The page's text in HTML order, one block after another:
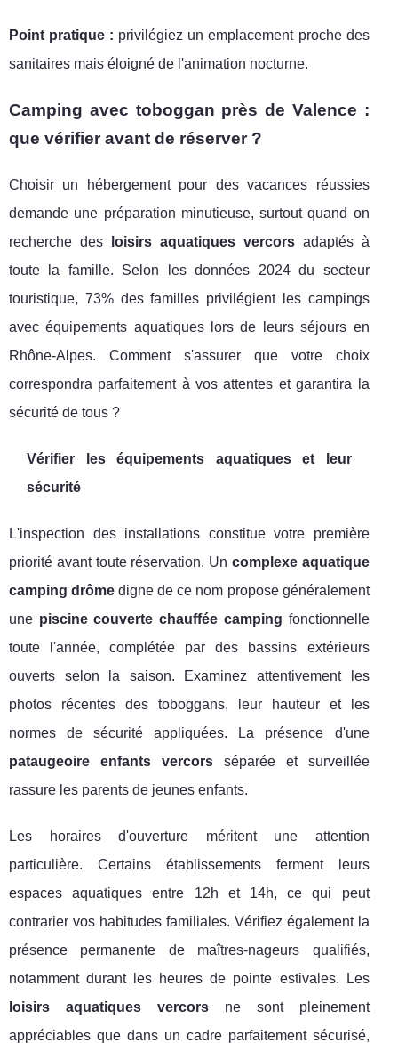
Point pratique : privilégiez un emplacement proche des
sanitaires mais éloigné de l'animation nocturne.
Camping avec toboggan près de Valence :
que vérifier avant de réserver ?
Choisir un hébergement pour des vacances réussies
demande une préparation minutieuse, surtout quand on
recherche des
loisirs aquatiques vercorsadaptés à
toute la famille. Selon les données 2024 du secteur
touristique, 73% des familles privilégient les campings
avec équipements aquatiques lors de leurs séjours en
Rhône-Alpes. Comment s'assurer que votre choix
correspondra parfaitement à vos attentes et garantira la
sécurité de tous ?
Vérifier les équipements aquatiques et leur
sécurité
L'inspection des installations constitue votre première
priorité avant toute réservation. Un complexe aquatique
camping drôme digne de ce nom propose généralement
une piscine couverte chauffée camping fonctionnelle
toute l'année, complétée par des bassins extérieurs
ouverts selon la saison. Examinez attentivement les
photos récentes des toboggans, leur hauteur et les
normes de sécurité appliquées. La présence d'une
pataugeoire enfants vercorsséparée et surveillée
rassure les parents de jeunes enfants.
Les horaires d'ouverture méritent une attention
particulière. Certains établissements ferment leurs
espaces aquatiques entre 12h et 14h, ce qui peut
contrarier vos habitudes familiales. Vérifiez également la
présence permanente de maîtres-nageurs qualifiés,
notamment durant les heures de pointe estivales. Les
loisirs aquatiques vercorsne sont pleinement
appréciables que dans un cadre parfaitement sécurisé,